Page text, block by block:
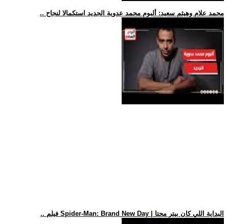
.. محمد علام وهيثم سعيد: ألبوم محمد عدوية الجديد استكمالا لنجاح
.. فيلم Spider-Man: Brand New Day | البداية اللي كان بيتر محتا